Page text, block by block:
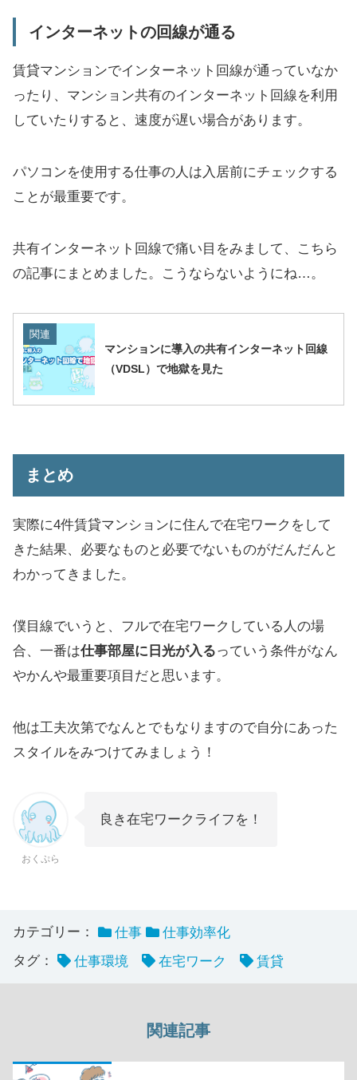
インターネットの回線が通る
賃貸マンションでインターネット回線が通っていなか
ったり、マンション共有のインターネット回線を利用
していたりすると、速度が遅い場合があります。
パソコンを使用する仕事の人は入居前にチェックする
ことが最重要です。
共有インターネット回線で痛い目をみまして、こちら
の記事にまとめました。こうならないようにね…。
関連
マンションに導入の共有インターネット回線
（VDSL）で地獄を見た
まとめ
実際に4件賃貸マンションに住んで在宅ワークをして
きた結果、必要なものと必要でないものがだんだんと
わかってきました。
僕目線でいうと、フルで在宅ワークしている人の場
合、一番は仕事部屋に日光が入るっていう条件がなん
やかんや最重要項目だと思います。
他は工夫次第でなんとでもなりますので自分にあった
スタイルをみつけてみましょう！
おくぷら
良き在宅ワークライフを！
カテゴリー： 仕事
仕事効率化
タグ：
仕事環境 在宅ワーク 賃貸
関連記事